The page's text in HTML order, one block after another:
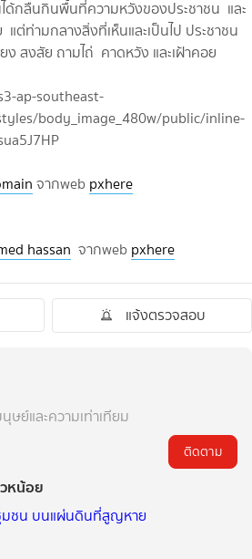
กลืนกินพื้นที่ความหวังของประชาชน และ
แต่ท่ามกลางสิ่งที่เห็นและเป็นไป ประชาชน
ง สงสัย ถามไถ่ คาดหวัง และเฝ้าคอย
จากweb pxhere
hassan จากweb pxhere
แจ้งตรวจสอบ
ษย์และความเท่าเทียม
ติดตาม
หน้อย